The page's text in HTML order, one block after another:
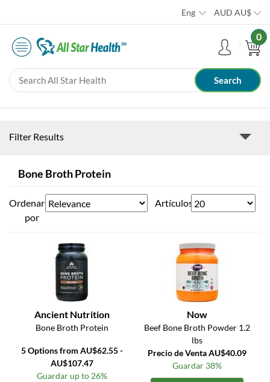
Eng AUD AU$
0
Filter Results
Bone Broth Protein
Ordenar
por
Artículos
Ancient Nutrition
Bone Broth Protein
5 Options from AU$62.55 -
AU$107.47
Guardar up to 26%
Now
Beef Bone Broth Powder 1.2
lbs
Precio de Venta AU$40.09
Guardar 38%